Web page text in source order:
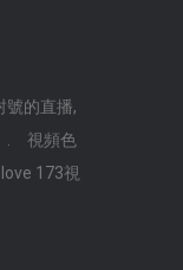
號的直播,
視頻色
love 173視